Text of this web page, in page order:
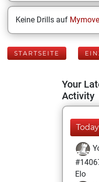
Keine Drills auf
STARTSEITE
Your
Activity
Today
Elo